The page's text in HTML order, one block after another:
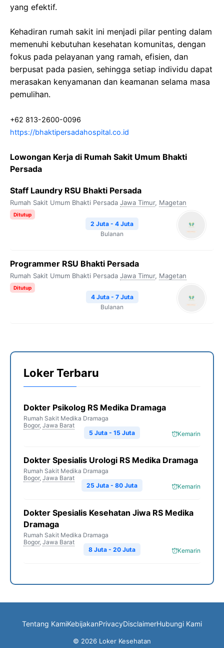
yang efektif.
Kehadiran rumah sakit ini menjadi pilar penting dalam
memenuhi kebutuhan kesehatan komunitas, dengan
fokus pada pelayanan yang ramah, efisien, dan
berpusat pada pasien, sehingga setiap individu dapat
merasakan kenyamanan dan keamanan selama masa
pemulihan.
+62 813-2600-0096
https://bhaktipersadahospital.co.id
Lowongan Kerja di Rumah Sakit Umum Bhakti
Persada
Staff Laundry RSU Bhakti Persada
Rumah Sakit Umum Bhakti Persada Jawa Timur, Magetan
Ditutup
2 Juta - 4 Juta
Bulanan
Programmer RSU Bhakti Persada
Rumah Sakit Umum Bhakti Persada Jawa Timur, Magetan
Ditutup
4 Juta - 7 Juta
Bulanan
Loker Terbaru
Dokter Psikolog RS Medika Dramaga
Rumah Sakit Medika Dramaga
Bogor, Jawa Barat
Kemarin
5 Juta - 15 Juta
Dokter Spesialis Urologi RS Medika Dramaga
Rumah Sakit Medika Dramaga
Bogor, Jawa Barat
Kemarin
25 Juta - 80 Juta
Dokter Spesialis Kesehatan Jiwa RS Medika
Dramaga
Rumah Sakit Medika Dramaga
Bogor, Jawa Barat
Kemarin
8 Juta - 20 Juta
Tentang KamiKebijakanPrivacyDisclaimerHubungi Kami
© 2026 Loker Kesehatan